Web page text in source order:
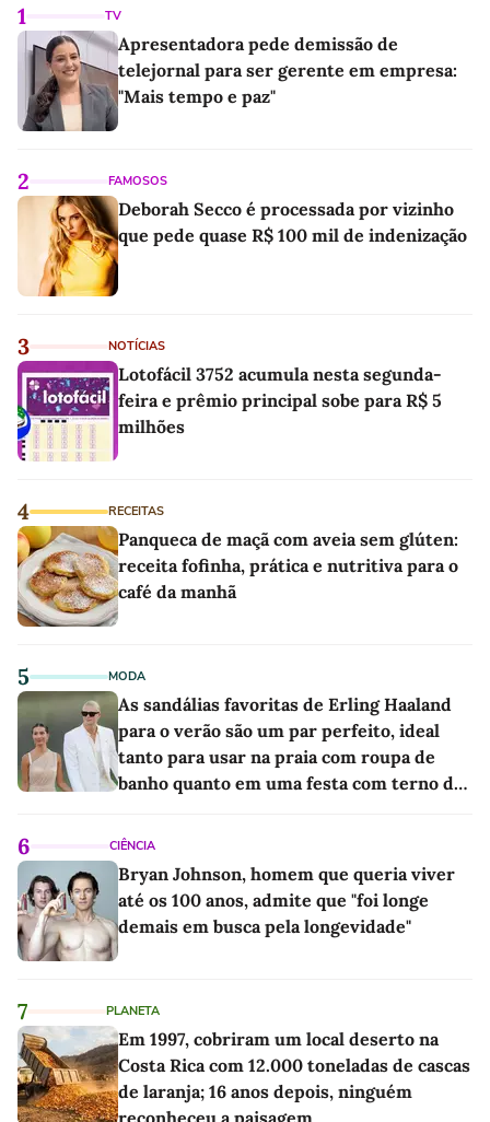
1 TV
Apresentadora pede demissão de
telejornal para ser gerente em empresa:
"Mais tempo e paz"
2 FAMOSOS
Deborah Secco é processada por vizinho
que pede quase R$ 100 mil de indenização
3 NOTÍCIAS
Lotofácil 3752 acumula nesta segunda-
feira e prêmio principal sobe para R$ 5
milhões
4 RECEITAS
Panqueca de maçã com aveia sem glúten:
receita fofinha, prática e nutritiva para o
café da manhã
5 MODA
As sandálias favoritas de Erling Haaland
para o verão são um par perfeito, ideal
tanto para usar na praia com roupa de
banho quanto em uma festa com terno de
6 CIÊNCIA
Bryan Johnson, homem que queria viver
até os 100 anos, admite que "foi longe
demais em busca pela longevidade"
7 PLANETA
Em 1997, cobriram um local deserto na
Costa Rica com 12.000 toneladas de cascas
de laranja; 16 anos depois, ninguém
reconheceu a paisagem